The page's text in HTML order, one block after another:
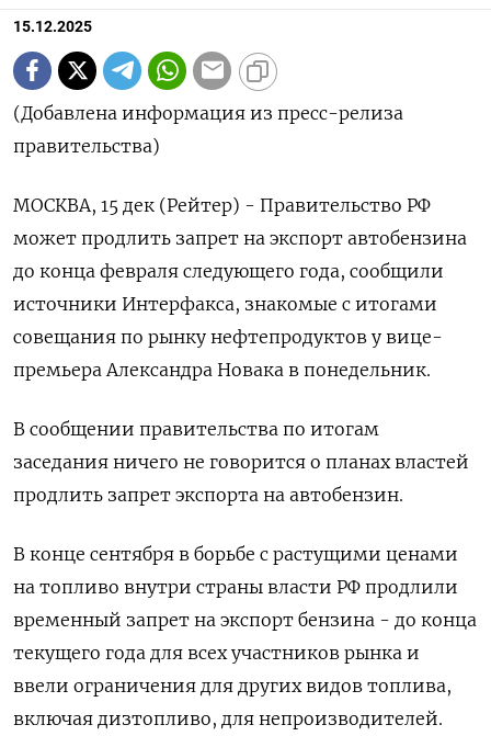
15.12.2025
(Добавлена информация из пресс-релиза
правительства)
МОСКВА, 15 дек (Рейтер) - Правительство РФ
может продлить запрет на экспорт автобензина
до конца февраля следующего года, сообщили
источники Интерфакса, знакомые с итогами
совещания по рынку нефтепродуктов у вице-
премьера Александра Новака в понедельник.
В сообщении правительства по итогам
заседания ничего не говорится о планах властей
продлить запрет экспорта на автобензин.
В конце сентября в борьбе с растущими ценами
на топливо внутри страны власти РФ продлили
временный запрет на экспорт бензина - до конца
текущего года для всех участников рынка и
ввели ограничения для других видов топлива,
включая дизтопливо, для непроизводителей.